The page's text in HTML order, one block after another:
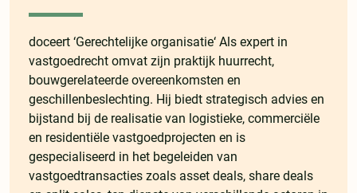
doceert ‘Gerechtelijke organisatie‘ Als expert in
vastgoedrecht omvat zijn praktijk huurrecht,
bouwgerelateerde overeenkomsten en
geschillenbeslechting. Hij biedt strategisch advies en
bijstand bij de realisatie van logistieke, commerciële
en residentiële vastgoedprojecten en is
gespecialiseerd in het begeleiden van
vastgoedtransacties zoals asset deals, share deals